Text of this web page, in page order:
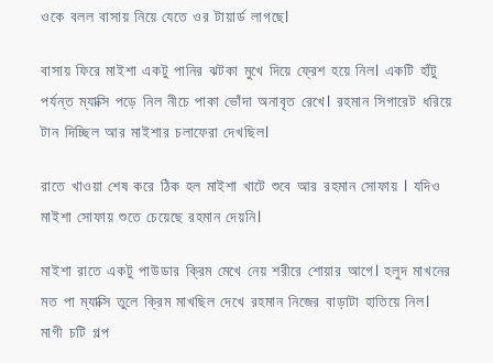
ওকে বলল বাসায় নিয়ে যেতে ওর টায়ার্ড লাগছে।
বাসায় ফিরে মাইশা একটু পানির ঝটকা মুখে দিয়ে ফ্রেশ হয়ে নিল। একটি হাঁটু
পর্যন্ত ম্যাক্সি পড়ে নিল নীচে পাকা ভোঁদা অনাবৃত রেখে। রহমান সিগারেট ধরিয়ে
টান দিচ্ছিল আর মাইশার চলাফেরা দেখছিল।
রাতে খাওয়া শেষ করে ঠিক হল মাইশা খাটে শুবে আর রহমান সোফায় । যদিও
মাইশা সোফায় শুতে চেয়েছে রহমান দেয়নি।
মাইশা রাতে একটু পাউডার ক্রিম মেখে নেয় শরীরে শোয়ার আগে। হলুদ মাখনের
মত পা ম্যাক্সি তুলে ক্রিম মাখছিল দেখে রহমান নিজের বাড়াটা হাতিয়ে নিল।
মাগী চটি গল্প